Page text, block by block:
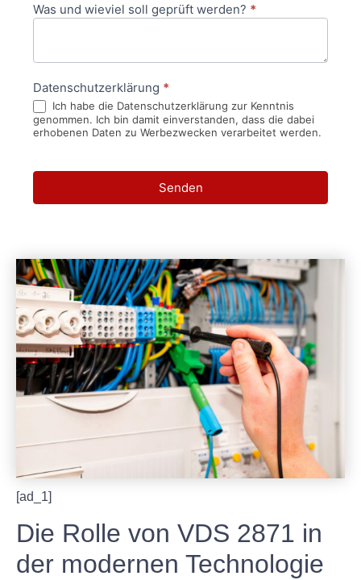
Was und wieviel soll geprüft werden? *
Datenschutzerklärung *
Ich habe die Datenschutzerklärung zur Kenntnis
genommen. Ich bin damit einverstanden, dass die dabei
erhobenen Daten zu Werbezwecken verarbeitet werden.
Senden
[ad_1]
Die Rolle von VDS 2871 in
der modernen Technologie